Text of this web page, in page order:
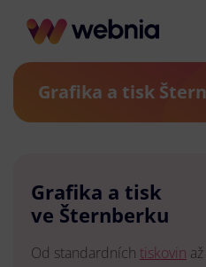
Grafika a tisk
Grafika a tisk
ve Šternberku
Od standardních tiskovin